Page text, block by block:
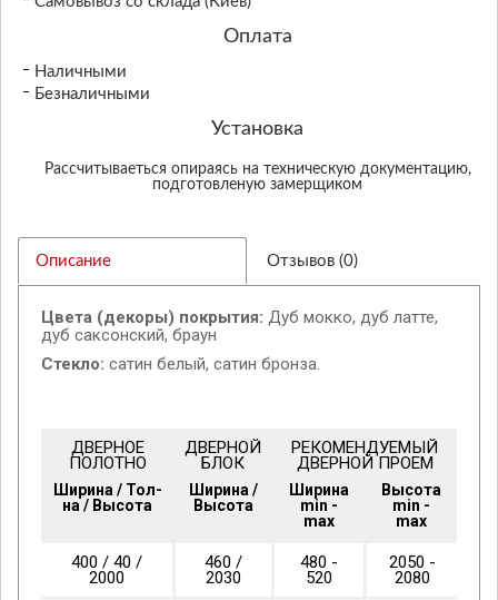
Оплата
Наличными
Безналичными
Установка
Рассчитываеться опираясь на техническую документацию,
подготовленую замерщиком
Описание Отзывов (0)
Цвета (декоры) покрытия: Дуб мокко, дуб латте,
дуб саксонский, браун
Стекло: сатин белый, сатин бронза.
ДВЕРНОЕ
ПОЛОТНО
ДВЕРНОЙ
БЛОК
РЕКОМЕНДУЕМЫЙ
ДВЕРНОЙ ПРОЕМ
Ширина / Тол-
на / Высота
Ширина /
Высота
Ширина
min -
max
Высота
min -
max
400 / 40 /
2000
460 /
2030
480 -
520
2050 -
2080